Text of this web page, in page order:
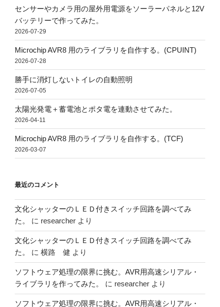
センサーやカメラ用の屋外用電源をソーラーパネルと12V
バッテリーで作ってみた。
2026-07-29
Microchip AVR8 用のライブラリを自作する。(CPUINT)
2026-07-28
勝手に消灯しないトイレの自動照明
2026-07-05
太陽光発電＋蓄電池とポタ電を連動させてみた。
2026-04-11
Microchip AVR8 用のライブラリを自作する。(TCF)
2026-03-07
最近のコメント
文化シャッターのＬＥＤ付きスイッチ回路を調べてみ
た。
に researcher より
文化シャッターのＬＥＤ付きスイッチ回路を調べてみ
た。
に 横路 健 より
ソフトウェア処理の限界に挑む。AVR用高速シリアル・
ライブラリを作ってみた。
に researcher より
ソフトウェア処理の限界に挑む。AVR用高速シリアル・